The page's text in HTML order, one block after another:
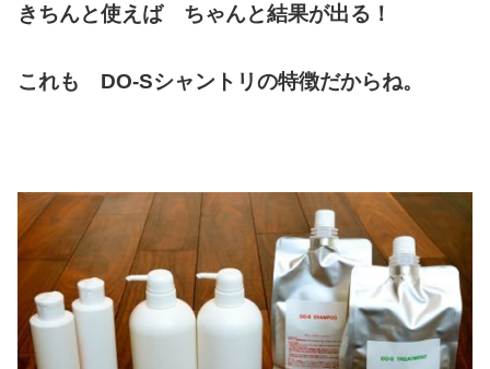
きちんと使えば ちゃんと結果が出る！
これも DO-Sシャントリの特徴だからね。